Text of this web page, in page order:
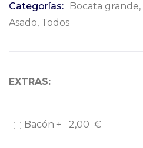
Categorías: Bocata grande,
Asado, Todos
EXTRAS:
Bacón + 2,00 €